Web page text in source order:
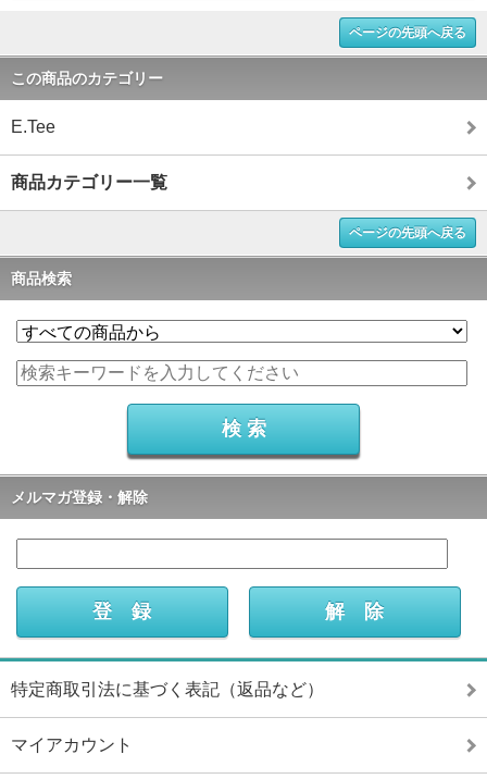
ページの先頭へ戻る
この商品のカテゴリー
E.Tee
商品カテゴリー一覧
ページの先頭へ戻る
商品検索
メルマガ登録・解除
特定商取引法に基づく表記（返品など）
マイアカウント